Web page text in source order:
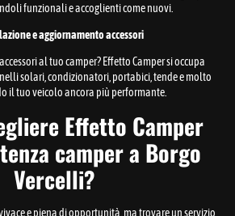
funzionali e accoglienti come nuovi.
e aggiornamento accessori
al tuo camper? Effetto Camper si occupa
solari, condizionatori, portabici, tende e molto
il tuo veicolo ancora più performante.
Effetto Camper
camper a Borgo
Vercelli?
e piena di opportunità, ma trovare un servizio